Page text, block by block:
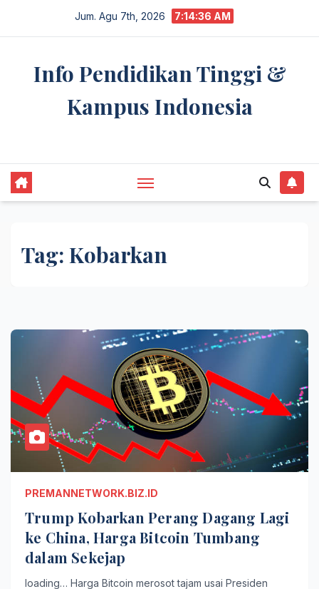
Jum. Agu 7th, 2026 7:14:36 AM
Info Pendidikan Tinggi &
Kampus Indonesia
Tag: Kobarkan
PREMANNETWORK.BIZ.ID
Trump Kobarkan Perang Dagang Lagi
ke China, Harga Bitcoin Tumbang
dalam Sekejap
loading… Harga Bitcoin merosot tajam usai Presiden